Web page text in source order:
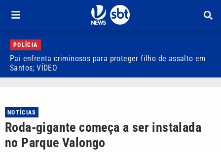
POLÍCIA
Pai enfrenta criminosos para proteger filho de assalto em
Santos; VÍDEO
NOTÍCIAS
Roda-gigante começa a ser instalada
no Parque Valongo